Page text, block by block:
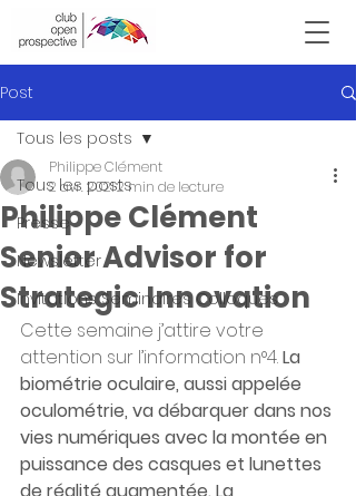
Victor Hugo
Post
Tous les posts
Presse
Newsletter
Invitations Seminaires Colloques
Tous les posts
Philippe Clément
Senior Advisor for
Strategic Innovation
Philippe Clément
2 avr. 20212 min de lecture
Cette semaine j’attire votre
attention sur l’information n°4. La
biométrie oculaire, aussi appelée
oculométrie, va débarquer dans nos
vies numériques avec la montée en
puissance des casques et lunettes